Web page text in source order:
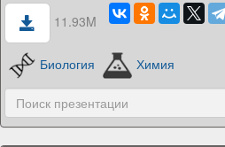
11.93M
Биология Химия